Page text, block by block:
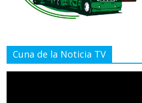
Cuna de la Noticia TV